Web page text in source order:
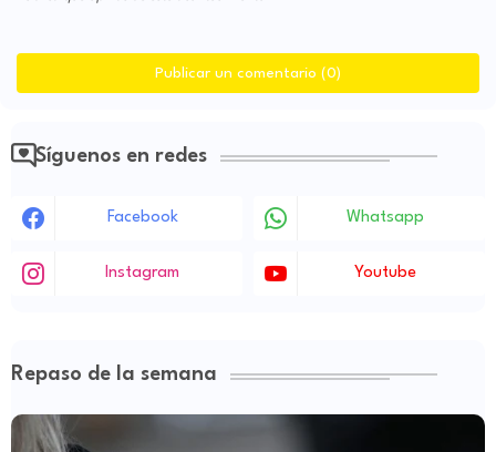
Publicar un comentario (0)
Síguenos en redes
Facebook Whatsapp
Instagram Youtube
Repaso de la semana